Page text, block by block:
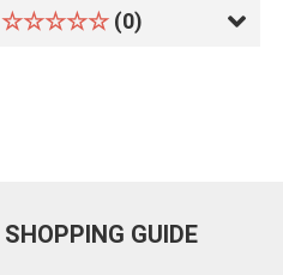
☆☆☆☆☆ (0)
SHOPPING GUIDE